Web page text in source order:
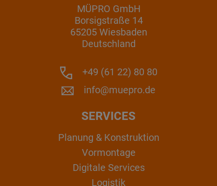
MÜPRO GmbH
Borsigstraße 14
65205 Wiesbaden
Deutschland
+49 (61 22) 80 80
info@muepro.de
SERVICES
Planung & Konstruktion
Vormontage
Digitale Services
Logistik